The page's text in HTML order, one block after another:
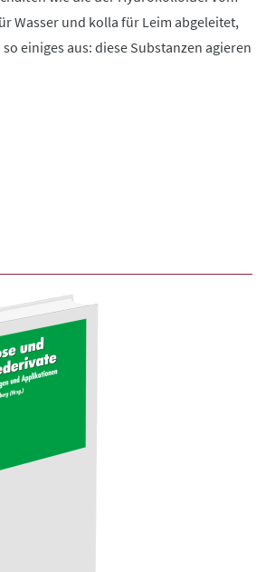
Wasser und kolla für Leim abgeleitet,
einiges aus: diese Substanzen agieren